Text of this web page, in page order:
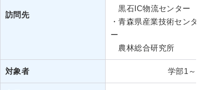
訪問先
黒石IC物流センター
・青森県産業技術センタ
ー
農林総合研究所
対象者 学部1～3年